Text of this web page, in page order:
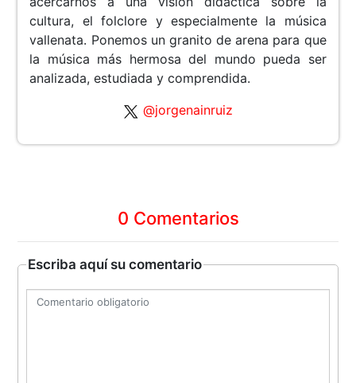
cultura, el folclore y especialmente la música
vallenata. Ponemos un granito de arena para que
la música más hermosa del mundo pueda ser
analizada, estudiada y comprendida.
@jorgenainruiz
0 Comentarios
Escriba aquí su comentario